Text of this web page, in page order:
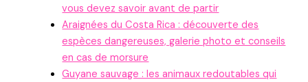
vous devez savoir avant de partir
Araignées du Costa Rica : découverte des
espèces dangereuses, galerie photo et conseils
en cas de morsure
Guyane sauvage : les animaux redoutables qui